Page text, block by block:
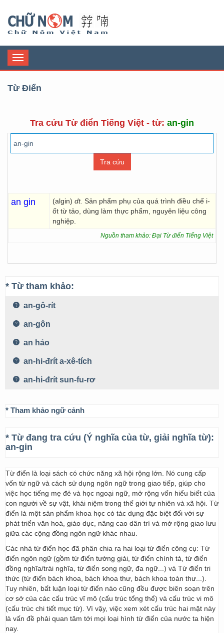
Toggle
navigation
Từ Điển
Tra cứu Từ điển Tiếng Việt - từ: an-gin
an gin (algin) dt. Sản phẩm phụ của quá trình điều chế i-
ốt từ tảo, dùng làm thực phẩm, nguyên liệu công
nghiệp.
Nguồn tham khảo: Đại Từ điển Tiếng Việt
* Từ tham khảo:
an-gô-rít
an-gôn
an hảo
an-hi-đrít a-xê-tích
an-hi-đrít sun-fu-rơ
* Tham khảo ngữ cảnh
* Từ đang tra cứu (Ý nghĩa của từ, giải nghĩa từ):
an-gin
Từ điển là loại sách có chức năng xã hội rộng lớn. Nó cung cấp
vốn từ ngữ và cách sử dụng ngôn ngữ trong giao tiếp, giúp cho
việc học tiếng mẹ đẻ và học ngoại ngữ, mở rộng vốn hiểu biết của
con người về sự vật, khái niệm trong thế giới tự nhiên và xã hội. Từ
điển là một sản phẩm khoa học có tác dụng đặc biệt đối với sự
phát triển văn hoá, giáo dục, nâng cao dân trí và mở rộng giao lưu
giữa các cộng đồng ngôn ngữ khác nhau.
Các nhà từ điển học đã phân chia ra hai loại từ điển công cụ: Từ
điển ngôn ngữ (gồm từ điển tường giải, từ điển chính tả, từ điển
đồng nghĩa/trái nghĩa, từ điển song ngữ, đa ngữ...) và Từ điển tri
thức (từ điển bách khoa, bách khoa thư, bách khoa toàn thư...).
Tuy nhiên, bất luận loại từ điển nào cũng đều được biên soạn trên
cơ sở của các cấu trúc vĩ mô (cấu trúc tổng thể) và cấu trúc vi mô
(cấu trúc chi tiết mục từ). Vì vậy, việc xem xét cấu trúc hai mặt này
là vấn đề phải quan tâm tới mọi loại hình từ điển của nước ta hiện
nay.